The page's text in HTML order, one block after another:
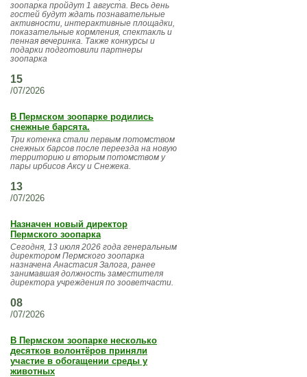
зоопарка пройдут 1 августа. Весь день
гостей будут ждать познавательные
активности, интерактивные площадки,
показательные кормления, спектакль и
пенная вечеринка. Также конкурсы и
подарки подготовили партнеры
зоопарка
15
/07/2026
В Пермском зоопарке родились
снежные барсята.
Три котенка стали первым потомством
снежных барсов после переезда на новую
территорию и вторым потомством у
пары ирбисов Аксу и Снежека.
13
/07/2026
Назначен новый директор
Пермского зоопарка
Сегодня, 13 июля 2026 года генеральным
директором Пермского зоопарка
назначена Анастасия Залога, ранее
занимавшая должность заместителя
директора учреждения по зооветчасти.
08
/07/2026
В Пермском зоопарке несколько
десятков волонтёров приняли
участие в обогащении среды у
животных